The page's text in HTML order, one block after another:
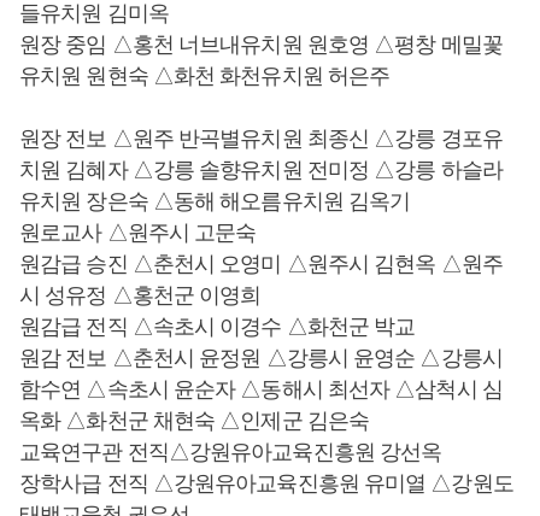
들유치원 김미옥
원장 중임 △홍천 너브내유치원 원호영 △평창 메밀꽃
유치원 원현숙 △화천 화천유치원 허은주
원장 전보 △원주 반곡별유치원 최종신 △강릉 경포유
치원 김혜자 △강릉 솔향유치원 전미정 △강릉 하슬라
유치원 장은숙 △동해 해오름유치원 김옥기
원로교사 △원주시 고문숙
원감급 승진 △춘천시 오영미 △원주시 김현옥 △원주
시 성유정 △홍천군 이영희
원감급 전직 △속초시 이경수 △화천군 박교
원감 전보 △춘천시 윤정원 △강릉시 윤영순 △강릉시
함수연 △속초시 윤순자 △동해시 최선자 △삼척시 심
옥화 △화천군 채현숙 △인제군 김은숙
교육연구관 전직△강원유아교육진흥원 강선옥
장학사급 전직 △강원유아교육진흥원 유미열 △강원도